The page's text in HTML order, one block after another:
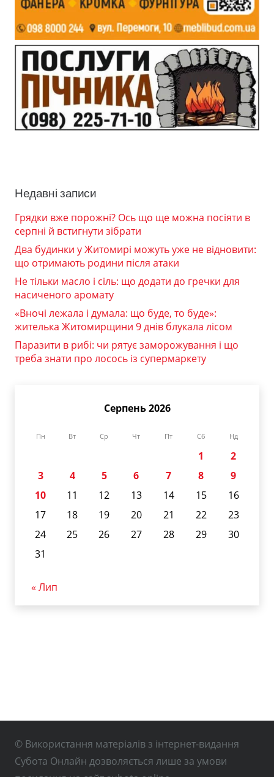
Недавні записи
Грядки вже порожні? Ось що ще можна посіяти в
серпні й встигнути зібрати
Два будинки у Житомирі можуть уже не відновити:
що отримають родини після атаки
Не тільки масло і сіль: що додати до гречки для
насиченого аромату
«Вночі лежала і думала: що буде, то буде»:
жителька Житомирщини 9 днів блукала лісом
Паразити в рибі: чи рятує заморожування і що
треба знати про лосось із супермаркету
Серпень 2026
Пн Вт Ср Чт Пт Сб Нд
1
2
3
4 5 6 7 8
9
10
11 12 13 14 15
16
17
18 19 20 21 22
23
24
25 26 27 28 29
30
31
« Лип
© Використання матеріалів з інтернет-видання
Субота Онлайн дозволяється лише за умови